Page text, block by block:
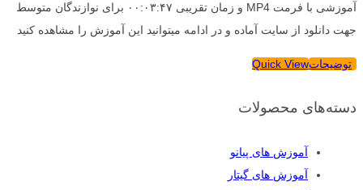
آموزشی با فرمت MP4 و زمان تقریبی ۰۰:۰۳:۴۷ برای نوازندگان متوسط
جهت دانلود از سایت آماده و در ادامه میتوانید این آموزش را مشاهده کنید
توضیحاتQuick View
دسته‌های محصولات
آموزش های پیانو
آموزش های گیتار